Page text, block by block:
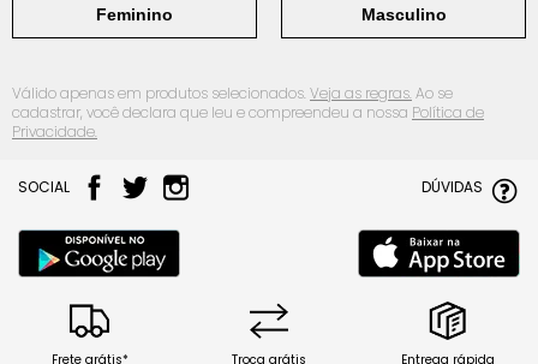
Feminino Masculino
Válido apenas em produtos selecionados.Veja as regras.Ao se
cadastrar, você declara que leu e compreendeu a nossa Política de
Privacidade.
SOCIAL DÚVIDAS
Frete grátis* Troca grátis Entrega rápida